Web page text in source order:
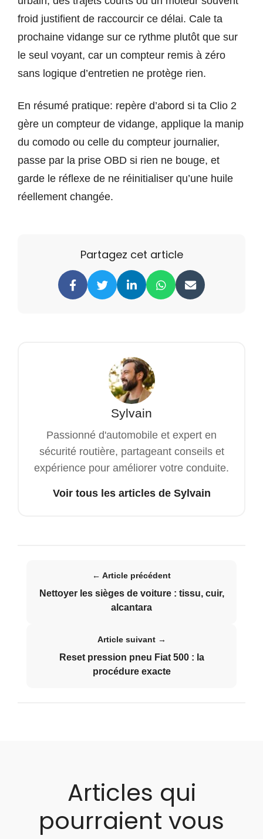
froid justifient de raccourcir ce délai. Cale ta
prochaine vidange sur ce rythme plutôt que sur
le seul voyant, car un compteur remis à zéro
sans logique d’entretien ne protège rien.
En résumé pratique: repère d’abord si ta Clio 2
gère un compteur de vidange, applique la manip
du comodo ou celle du compteur journalier,
passe par la prise OBD si rien ne bouge, et
garde le réflexe de ne réinitialiser qu’une huile
réellement changée.
Partagez cet article
Sylvain
Passionné d'automobile et expert en
sécurité routière, partageant conseils et
expérience pour améliorer votre conduite.
Voir tous les articles de Sylvain
← Article précédent
Nettoyer les sièges de voiture : tissu, cuir,
alcantara
Article suivant →
Reset pression pneu Fiat 500 : la
procédure exacte
Articles qui
pourraient vous